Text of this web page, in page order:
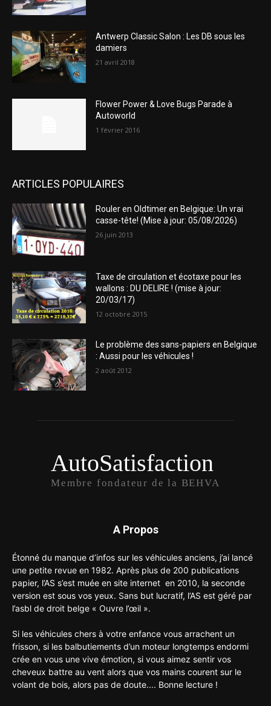
Antwerp Classic Salon : Les DB sous les
damiers
21 avril 2018
Flower Power & Love Bugs Parade à
Autoworld
1 février 2016
ARTICLES POPULAIRES
Rouler en Oldtimer en Belgique: Un vrai
casse-tête! (Mise à jour: 05/08/2026)
26 juin 2013
Taxe de circulation et écotaxe pour les
wallons : DU DELIRE ! (mise à jour:
20/03/17)
12 octobre 2015
Le problème des sans-papiers en Belgique
: Aussi pour les véhicules !
2 août 2012
AutoSatisfaction
Membre fondateur de la BEHVA
A Propos
Étonné du manque d’infos sur les véhicules anciens, j’ai lancé
une petite revue en 1982. Après plus de 200 publications
papier, l’AS s’est muée en site internet en 2010, la seconde
version est sous vos yeux. Sans but lucratif, l’AS est géré par
l’asbl de droit belge « Ouvre l’œil ».
Si les véhicules chers à votre enfance vous arrachent un
frisson, si les balbutiements d’un moteur longtemps endormi
crée en vous une vive émotion, si vous aimez sentir vos
cheveux battre au vent alors que vos mains courent sur le
volant de bois, alors pas de doute.... Bonne lecture !